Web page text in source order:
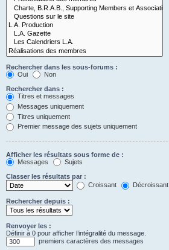
Rechercher dans les sous-forums :
Oui
Non
Rechercher dans :
Titres et messages
Messages uniquement
Titres uniquement
Premier message des sujets uniquement
Afficher les résultats sous forme de :
Messages
Sujets
Classer les résultats par :
Croissant
Décroissant
Rechercher depuis :
Renvoyer les :
Définir à 0 pour afficher l’intégralité du message.
premiers caractères des messages